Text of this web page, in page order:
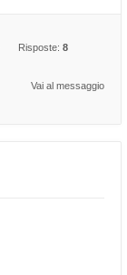
Risposte: 8
Vai al messaggio